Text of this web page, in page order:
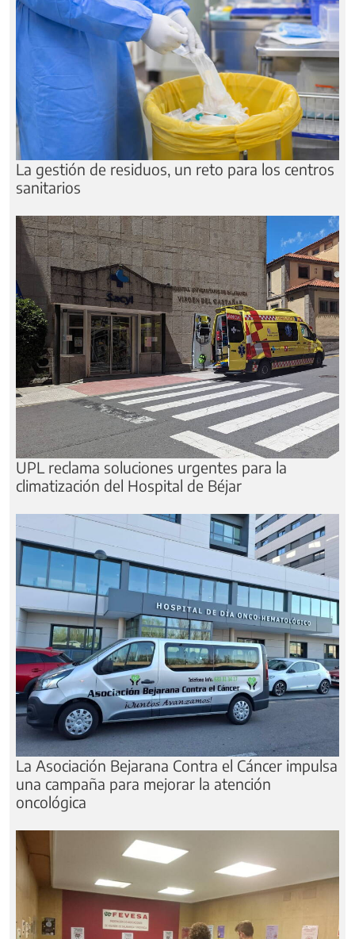
La gestión de residuos, un reto para los centros
sanitarios
UPL reclama soluciones urgentes para la
climatización del Hospital de Béjar
La Asociación Bejarana Contra el Cáncer impulsa
una campaña para mejorar la atención
oncológica